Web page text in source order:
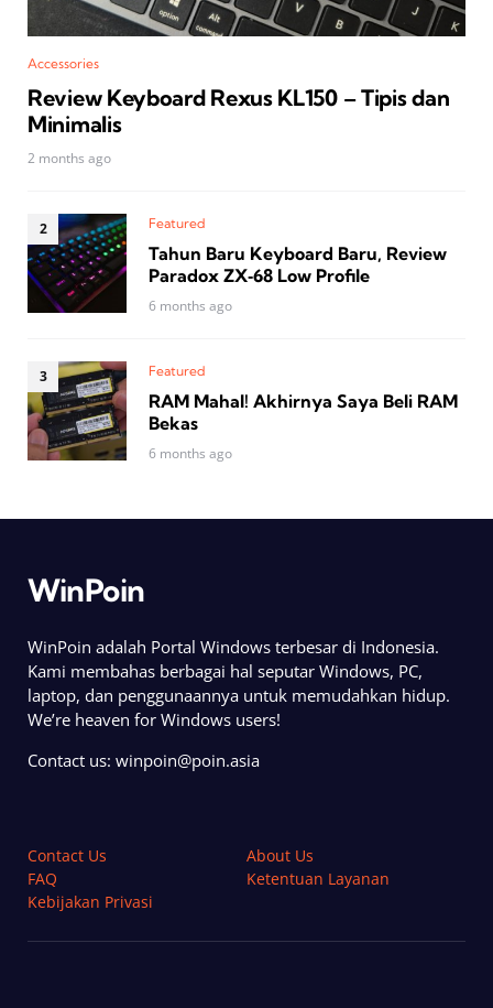
Accessories
Review Keyboard Rexus KL150 – Tipis dan
Minimalis
2 months ago
Featured
Tahun Baru Keyboard Baru, Review
Paradox ZX‑68 Low Profile
6 months ago
Featured
RAM Mahal! Akhirnya Saya Beli RAM
Bekas
6 months ago
WinPoin
WinPoin adalah Portal Windows terbesar di Indonesia.
Kami membahas berbagai hal seputar Windows, PC,
laptop, dan penggunaannya untuk memudahkan hidup.
We’re heaven for Windows users!
Contact us: winpoin@poin.asia
Contact Us
About Us
FAQ
Ketentuan Layanan
Kebijakan Privasi